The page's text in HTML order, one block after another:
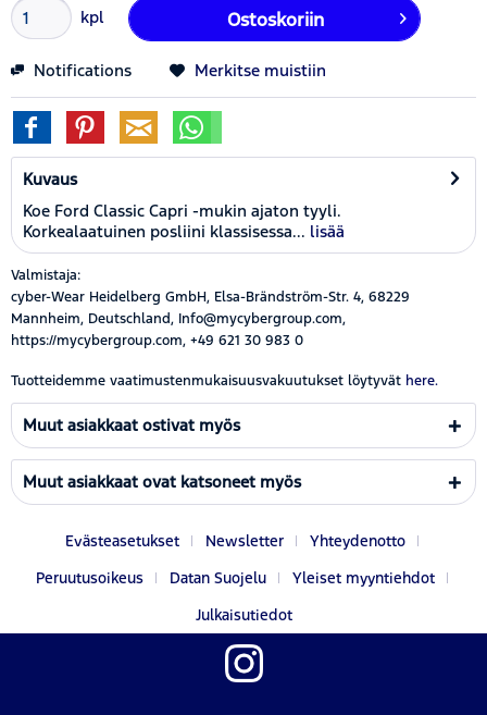
kpl Ostoskoriin
Notifications Merkitse muistiin
Kuvaus
Koe Ford Classic Capri -mukin ajaton tyyli.
Korkealaatuinen posliini klassisessa... lisää
Valmistaja:
cyber-Wear Heidelberg GmbH, Elsa-Brändström-Str. 4, 68229
Mannheim, Deutschland, Info@mycybergroup.com,
https://mycybergroup.com, +49 621 30 983 0
Tuotteidemme vaatimustenmukaisuusvakuutukset löytyvät here.
Muut asiakkaat ostivat myös
Muut asiakkaat ovat katsoneet myös
Evästeasetukset Newsletter
Yhteydenotto
Peruutusoikeus
Datan Suojelu
Yleiset myyntiehdot
Julkaisutiedot